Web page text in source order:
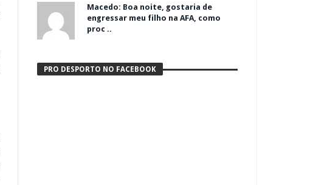
Macedo: Boa noite, gostaria de
engressar meu filho na AFA, como
proc ..
PRO DESPORTO NO FACEBOOK